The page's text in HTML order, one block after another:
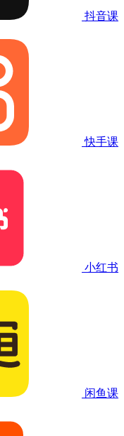
抖音课
快手课
小红书
闲鱼课